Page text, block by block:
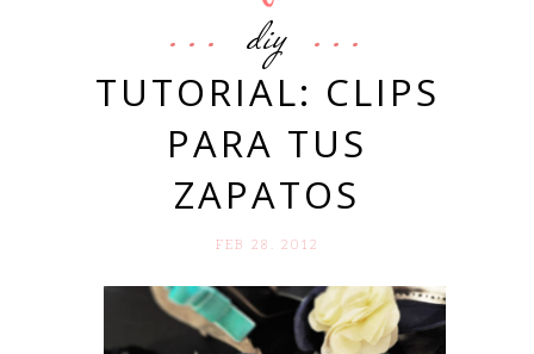
diy
TUTORIAL: CLIPS
PARA TUS
ZAPATOS
FEB 28. 2012